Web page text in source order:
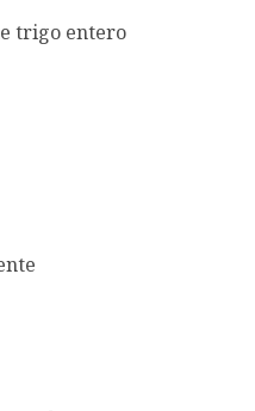
trigo entero